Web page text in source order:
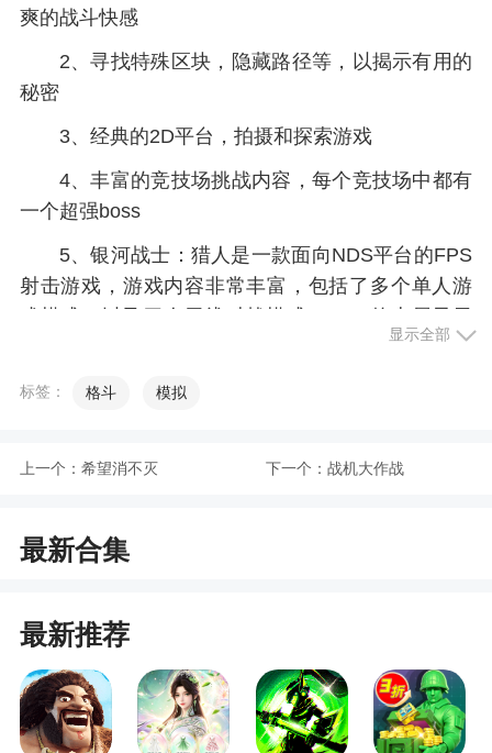
爽的战斗快感
2、寻找特殊区块，隐藏路径等，以揭示有用的
秘密
3、经典的2D平台，拍摄和探索游戏
4、丰富的竞技场挑战内容，每个竞技场中都有
一个超强boss
5、银河战士：猎人是一款面向NDS平台的FPS
射击游戏，游戏内容非常丰富，包括了多个单人游
游戏常规画面，下屏显示雷达。并且将会利用NDS
无线通信功能对应四人对战，另外NDS的触摸屏也
小编评价
1、对于喜欢格斗类型或者是动作类型的游戏来
说，这款游戏非常的容易上瘾，游戏本身非常的简
2、与恰到好处的画面效果，非常到位、恰如其
分的音乐音效搭配在一块，营造出了与世界观极其
吻合的氛围。令玩家的代入感和游戏动力倍增
显示全部
标签： 格斗 模拟
上一个： 希望消不灭 下一个： 战机大作战
最新合集
最新推荐